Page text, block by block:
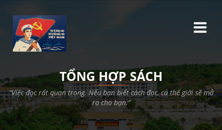
TỔNG HỢP SÁCH
“Việc đọc rất quan trọng. Nếu bạn biết cách đọc, cả thế giới sẽ mở
ra cho bạn.”